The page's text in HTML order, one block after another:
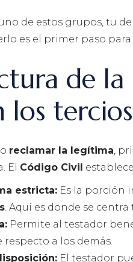
de estos grupos, tu
es el primer paso
de la
los
reclamar la legítima,
El Código Civil
estricta: Es la porción
. Aquí es donde se
Permite al testador
a los demás.
El testador